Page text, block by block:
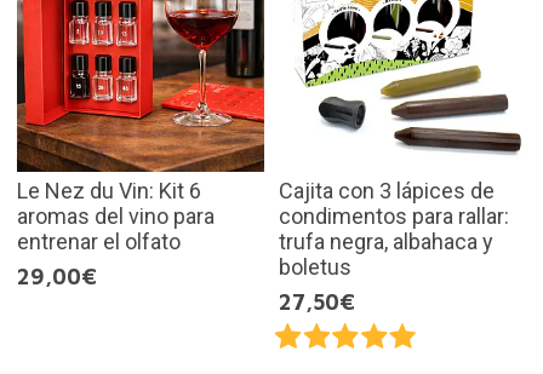
Le Nez du Vin: Kit 6
aromas del vino para
entrenar el olfato
29,00€
Cajita con 3 lápices de
condimentos para rallar:
trufa negra, albahaca y
boletus
27,50€